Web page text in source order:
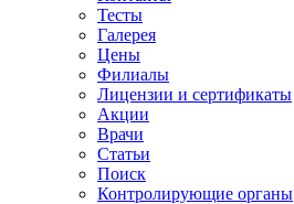
Тесты
Галерея
Цены
Филиалы
Лицензии и сертификаты
Акции
Врачи
Статьи
Поиск
Контролирующие органы